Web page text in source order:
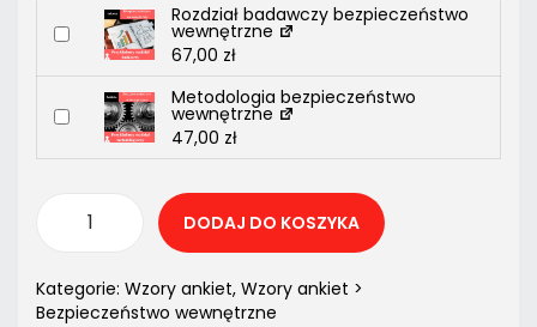
Rozdział badawczy bezpieczeństwo
wewnętrzne
67,00 zł
Metodologia bezpieczeństwo
wewnętrzne
47,00 zł
DODAJ DO KOSZYKA
Kategorie: Wzory ankiet, Wzory ankiet >
Bezpieczeństwo wewnętrzne